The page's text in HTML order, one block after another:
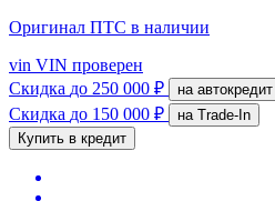
Оригинал ПТС в наличии
vin VIN проверен
Скидка до 250 000 ₽ на автокредит
Скидка до 150 000 ₽
на Trade-In
Купить в кредит